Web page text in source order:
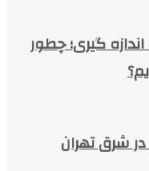
گیری؛ چطور
شرق تهران